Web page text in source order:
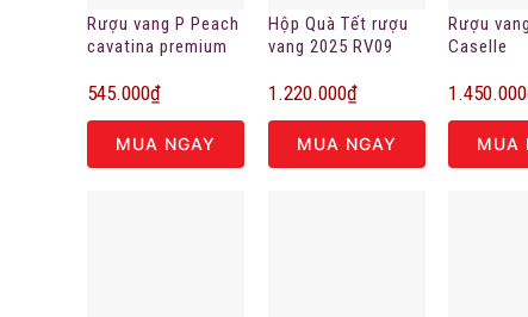
Rượu vang P Peach
cavatina premium
545.000₫
MUA NGAY
Hộp Quà Tết rượu
vang 2025 RV09
1.220.000₫
MUA NGAY
Rượu
Caselle
1.450.000
MUA